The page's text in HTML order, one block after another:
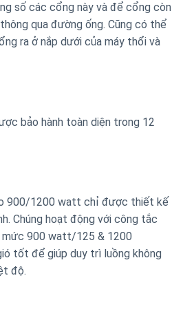
số các cổng này và để cổng còn
qua đường ống. Cũng có thể
ra ở nắp dưới của máy thổi và
bảo hành toàn diện trong 12
900/1200 watt chỉ được thiết kế
Chúng hoạt động với công tắc
900 watt/125 & 1200
tốt để giúp duy trì luồng không
độ.